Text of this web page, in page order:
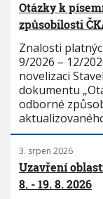
Otázky k
způsobilosti
Znalosti
9/2026 – 12/
novelizaci
dokumentu
odborné
3. srpen 2026
Uzavření
8. - 19. 8. 2026